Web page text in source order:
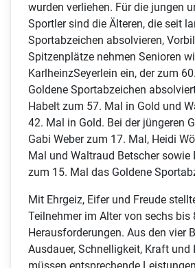
wurden verliehen. Für die jungen
Sportler sind die Älteren, die seit
Sportabzeichen absolvieren,
Spitzenplätze nehmen Senioren
KarlheinzSeyerlein ein, der zum
Goldene Sportabzeichen
Habelt zum 57. Mal in Gold und
42. Mal in Gold. Bei der jüngeren
Gabi Weber zum 17. Mal, Heidi
Mal und Waltraud Betscher
zum 15. Mal das Goldene
Mit Ehrgeiz, Eifer und Freude
Teilnehmer im Altervon sechs bis
Herausforderungen. Aus den vier
Ausdauer, Schnelligkeit, Kraft und